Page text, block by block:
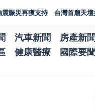
獲支持 台灣首廟天壇捐300萬
汽車新聞 房產新聞
健康醫療 國際要聞